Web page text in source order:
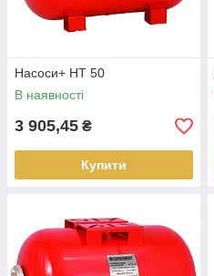
Насоси+ HT 50
В наявності
3 905,45 ₴
Купити